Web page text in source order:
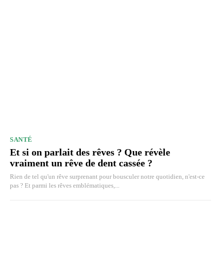
SANTÉ
Et si on parlait des rêves ? Que révèle
vraiment un rêve de dent cassée ?
Rien de tel qu'un rêve surprenant pour bousculer notre quotidien, n'est-ce
pas ? Et parmi les rêves emblématiques,...